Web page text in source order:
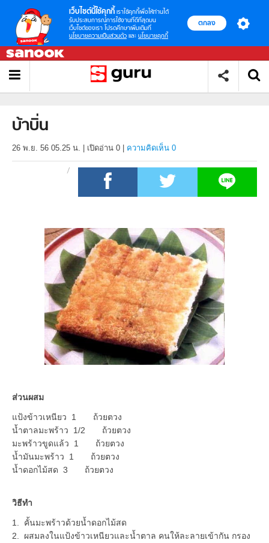
เว็บไซต์นี้ใช้คุกกี้ เราใช้คุกกี้เพื่อให้ท่านได้
รับประสบการณ์การใช้งานที่ดีที่สุดบน
เว็บไซต์ของเรา โปรดศึกษาเพิ่มเติมที่
นโยบายความเป็นส่วนตัว และ นโยบายคุกกี้
ตกลง
บ้าบิ่น
26 พ.ย. 56 05.25 น. เปิดอ่าน 0 ความคิดเห็น 0
ส่วนผสม
แป้งข้าวเหนียว 1 ถ้วยตวง
น้ำตาลมะพร้าว 1/2 ถ้วยตวง
มะพร้าวขูดแล้ว 1 ถ้วยตวง
น้ำมันมะพร้าว 1 ถ้วยตวง
น้ำดอกไม้สด 3 ถ้วยตวง
วิธีทำ
1. คั้นมะพร้าวด้วยน้ำดอกไม้สด
2. ผสมลงในแป้งข้าวเหนียวและน้ำตาล คนให้ละลายเข้ากัน กรอง